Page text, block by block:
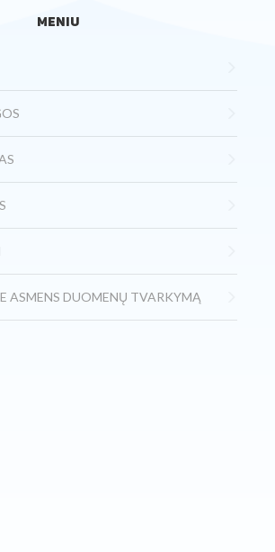
MENIU
ASMENS DUOMENŲ TVARKYMĄ